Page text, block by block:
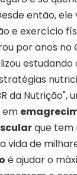
então,
e exercício
por anos no
estudando
da Nutrição",
em
que tem
vida de
é ajudar o